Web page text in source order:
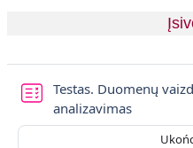
Testas. Duomenų
analizavimas